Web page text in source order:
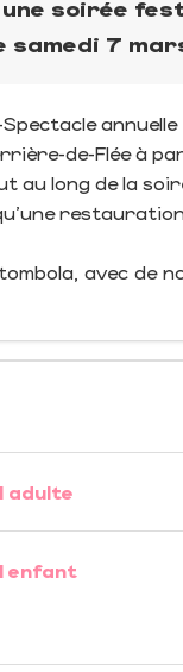
soirée
samedi 7
annuelle
de-Flée à
au long de la
avec de
adulte
enfant